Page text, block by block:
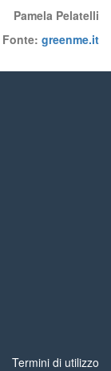
Pamela Pelatelli
Fonte: greenme.it
Termini di utilizzo